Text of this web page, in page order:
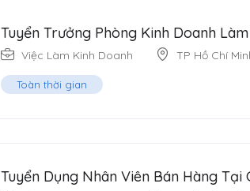
Tuyển Trưởng Phòng Kinh Doanh
Việc Làm Kinh Doanh TP Hồ Chí
Toàn thời gian
Tuyển Dụng Nhân Viên Bán Hàng Tại